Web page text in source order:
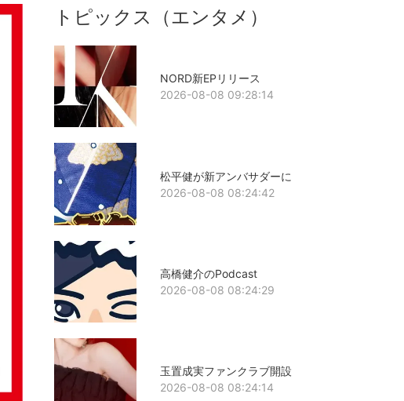
トピックス（エンタメ）
NORD新EPリリース
2026-08-08 09:28:14
松平健が新アンバサダーに
2026-08-08 08:24:42
高橋健介のPodcast
2026-08-08 08:24:29
玉置成実ファンクラブ開設
2026-08-08 08:24:14